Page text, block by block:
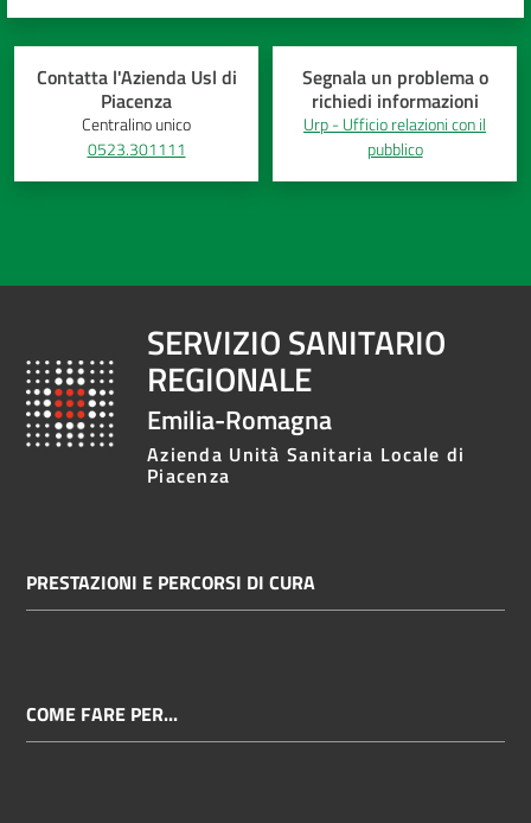
Imprese
ed Enti
Seguici
Contatta l'Azienda Usl di
Piacenza
Centralino unico
0523.301111
Segnala un problema o
richiedi informazioni
Urp - Ufficio relazioni con il
pubblico
SERVIZIO SANITARIO
REGIONALE
Emilia-Romagna
Azienda Unità Sanitaria Locale di
Piacenza
PRESTAZIONI E PERCORSI DI CURA
COME FARE PER...